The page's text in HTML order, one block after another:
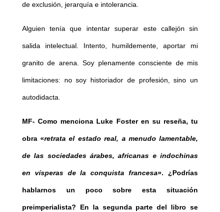
de exclusión, jerarquía e intolerancia.
Alguien tenía que intentar superar este callejón sin
salida intelectual. Intento, humildemente, aportar mi
granito de arena. Soy plenamente consciente de mis
limitaciones: no soy historiador de profesión, sino un
autodidacta.
MF- Como menciona Luke Foster en su reseña, tu
obra «retrata el estado real, a menudo lamentable,
de las sociedades árabes, africanas e indochinas
en vísperas de la conquista francesa». ¿Podrías
hablarnos un poco sobre esta situación
preimperialista? En la segunda parte del libro se